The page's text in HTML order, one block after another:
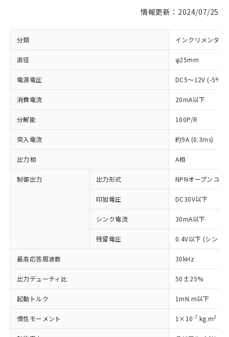
情報更新：2024/07/25
分類 インクリメンタル
直径 φ25mm
電源電圧 DC5～12V (-5%
消費電流 20mA以下
分解能 100P/R
突入電流 約9A (0.3ms)
出力相 A相
制御出力 出力形式 NPNオープンコレ
印加電圧 DC30V以下
シンク電流 30mA以下
残留電圧 0.4V以下 (シンク
最高応答周波数 30kHz
出力デューティ比 50±25%
起動トルク 1mN.m以下
慣性モーメント 1×10-7 kg.m2 以
※1 対応状況
対応済み：EU RoHS指令（10物質）の
す。
対応予定：EU RoHS指令（10物質）の非含